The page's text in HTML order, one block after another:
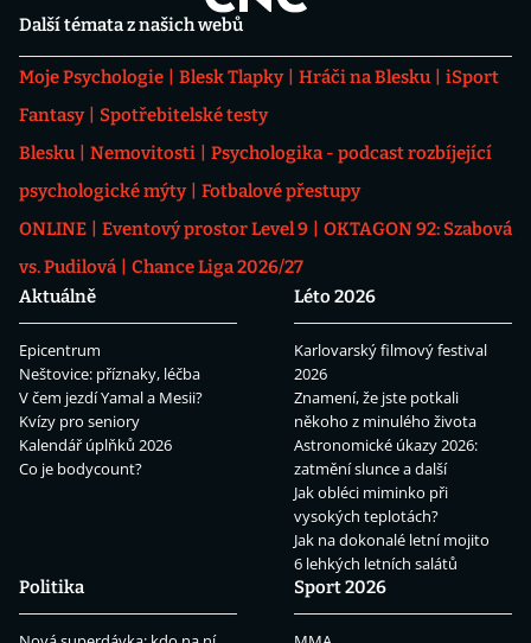
Další témata z našich webů
Moje Psychologie Blesk Tlapky Hráči na Blesku
iSport
Fantasy
Spotřebitelské testy
Blesku
Nemovitosti
Psychologika - podcast rozbíjející
psychologické mýty
Fotbalové přestupy
ONLINE
Eventový prostor Level 9
OKTAGON 92: Szabová
vs. Pudilová
Chance Liga 2026/27
Aktuálně
Epicentrum
Neštovice: příznaky, léčba
V čem jezdí Yamal a Mesii?
Kvízy pro seniory
Kalendář úplňků 2026
Co je bodycount?
Léto 2026
Karlovarský filmový festival
2026
Znamení, že jste potkali
někoho z minulého života
Astronomické úkazy 2026:
zatmění slunce a další
Jak obléci miminko při
vysokých teplotách?
Jak na dokonalé letní mojito
6 lehkých letních salátů
Politika
Sport 2026